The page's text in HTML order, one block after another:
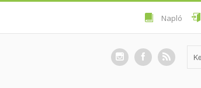
Napló